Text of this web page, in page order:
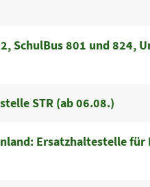
SchulBus 801 und 824,
STR (ab 06.08.)
Ersatzhaltestelle für